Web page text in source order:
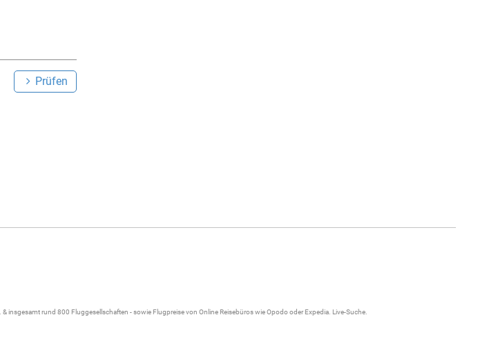
Prüfen
. & insgesamt rund 800 Fluggesellschaften - sowie Flugpreise von Online Reisebüros wie Opodo oder Expedia. Live-Suche